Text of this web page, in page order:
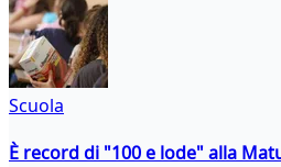
Scuola
È record di "100 e lode" alla